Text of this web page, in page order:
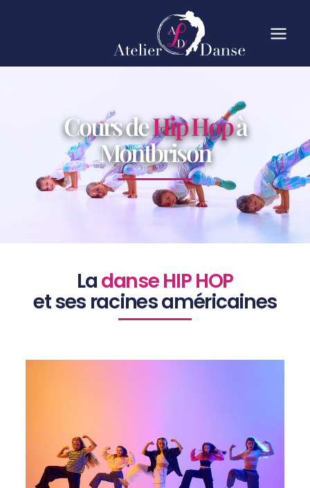
Cours deHip Hopà
Montbrison
Ladanse HIP HOP
et ses racines américaines